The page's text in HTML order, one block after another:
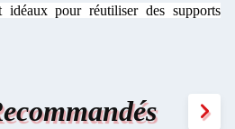
idéaux pour réutiliser des supports